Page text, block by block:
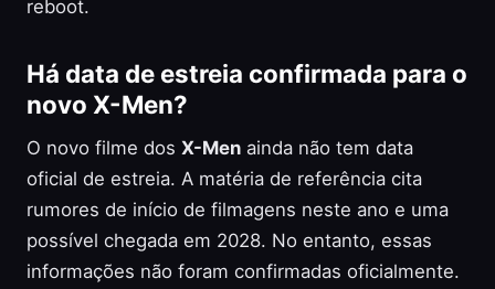
reboot.
Há data de estreia confirmada para o
novo X-Men?
O novo filme dos X-Men ainda não tem data
oficial de estreia. A matéria de referência cita
rumores de início de filmagens neste ano e uma
possível chegada em 2028. No entanto, essas
informações não foram confirmadas oficialmente.